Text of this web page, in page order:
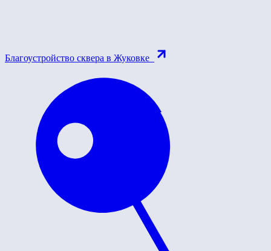
Благоустройство сквера в Жуковке